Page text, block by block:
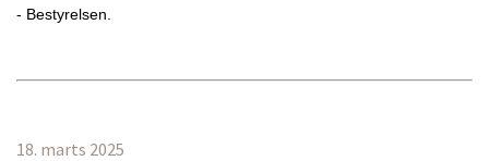
- Bestyrelsen.
18. marts 2025